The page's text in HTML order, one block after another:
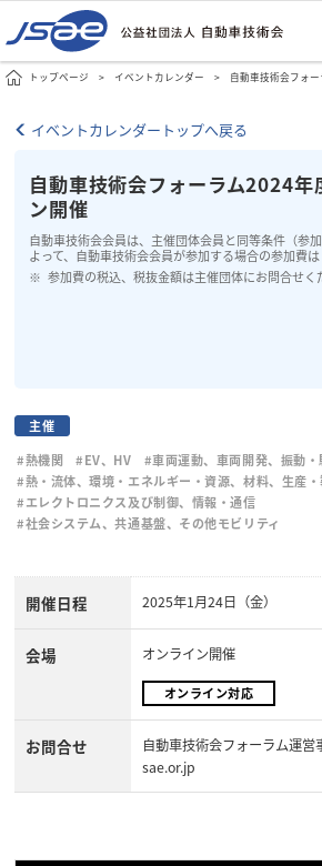
トップページ イベントカレンダー 自動車技術会フォ
イベントカレンダートップへ戻る
自動車技術会フォーラム2024年
ン開催
自動車技術会会員は、主催団体会員と同等条件（参
よって、自動車技術会会員が参加する場合の参加費は
参加費の税込、税抜金額は主催団体にお問合せく
主催
#熱機関
#EV、HV
#車両運動、車両開発、振動
#熱・流体、環境・エネルギー・資源、材料、生産
#エレクトロニクス及び制御、情報・通信
#社会システム、共通基盤、その他モビリティ
開催日程 2025年1月24日（金）
会場 オンライン開催
オンライン対応
お問合せ
自動車技術会フォーラム運
sae.or.jp